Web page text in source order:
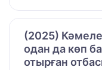
(2025)
одан да көп
отырған